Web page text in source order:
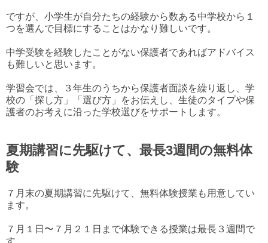
ですが、小学生が自分たちの経験から数ある中学校から１
つを選んで目標にすることはかなり難しいです。
中学受験を経験したことがない保護者であればアドバイス
も難しいと思います。
学習会では、３年生のうちから保護者面談を繰り返し、学
校の「探し方」「選び方」をお伝えし、生徒のタイプや保
護者のお考えに沿った学校選びをサポートします。
夏期講習に先駆けて、最長3週間の無料体
験
７月末の夏期講習に先駆けて、無料体験授業も用意してい
ます。
７月１日〜７月２１日まで体験できる授業は最長３週間で
す。